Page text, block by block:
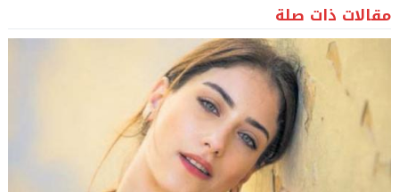
مقالات ذات صلة